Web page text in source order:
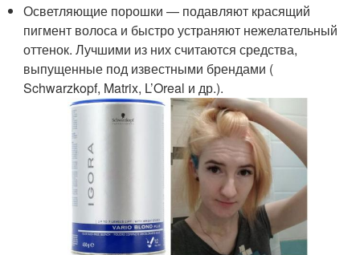
Осветляющие порошки — подавляют красящий
пигмент волоса и быстро устраняют нежелательный
оттенок. Лучшими из них считаются средства,
выпущенные под известными брендами (
Schwarzkopf, Matrix, L’Oreal и др.).